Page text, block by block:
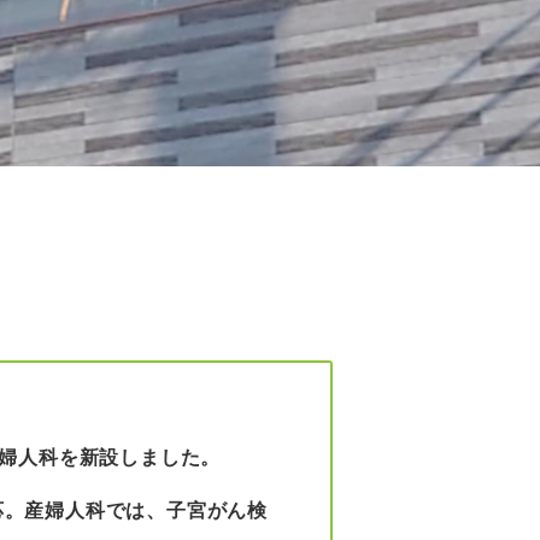
科を新設しました。
産婦人科では、子宮がん検